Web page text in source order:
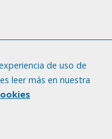
de uso de
leer más en nuestra